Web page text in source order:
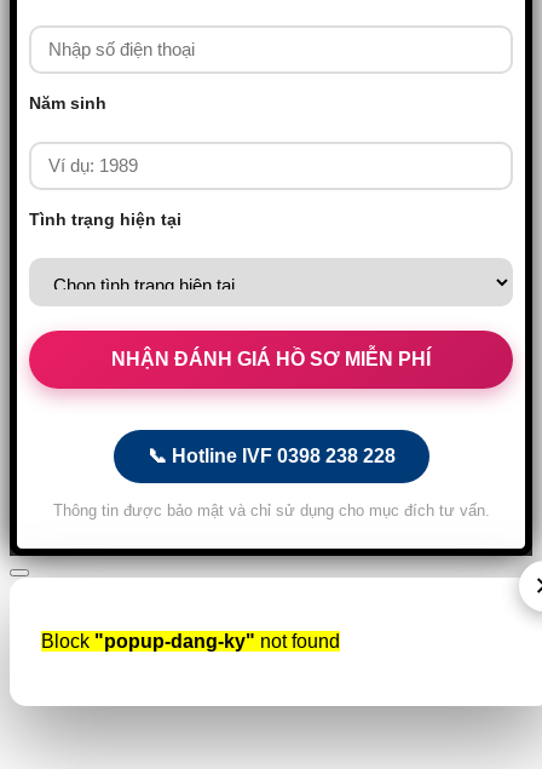
Năm sinh
Tình trạng hiện tại
📞 Hotline IVF 0398 238 228
Thông tin được bảo mật và chỉ sử dụng cho mục đích tư vấn.
Block "popup-dang-ky" not found